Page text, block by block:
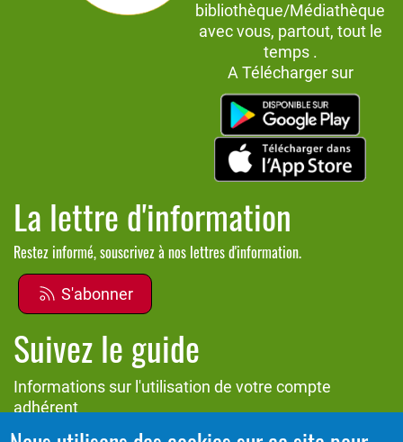
bibliothèque/Médiathèque
avec vous, partout, tout le
temps .
A Télécharger sur
La lettre d'information
Restez informé, souscrivez à nos lettres d'information.
S'abonner
Suivez le guide
Informations sur l'utilisation de votre compte
adhérent